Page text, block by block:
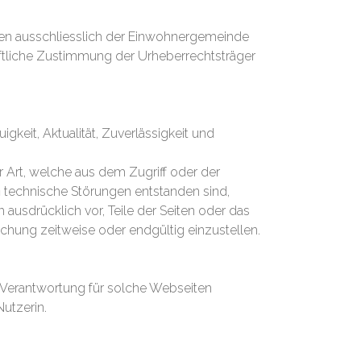
ausschliesslich der Einwohnergemeinde
Zustimmung der Urheberrechtsträger
Aktualität, Zuverlässigkeit und
welche aus dem Zugriff oder der
Störungen entstanden sind,
vor, Teile der Seiten oder das
zeitweise oder endgültig einzustellen.
für solche Webseiten